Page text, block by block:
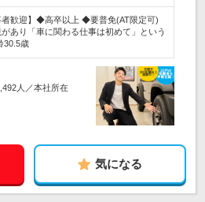
者歓迎】◆高卒以上 ◆要普免(AT限定可)
あり「車に関わる仕事は初めて」という
30.5歳
人／本社所在
気になる